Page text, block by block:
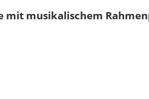
mit musikalischem